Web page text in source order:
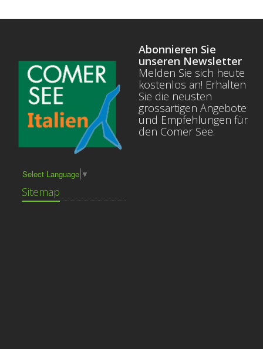
Select Language ▼
Sitemap
Abonnieren Sie
unseren Newsletter
Melden Sie sich heute
kostenlos an! Erhalten
Sie die neusten
grossartigen Angebote
und Empfehlungen für
den Comer See.